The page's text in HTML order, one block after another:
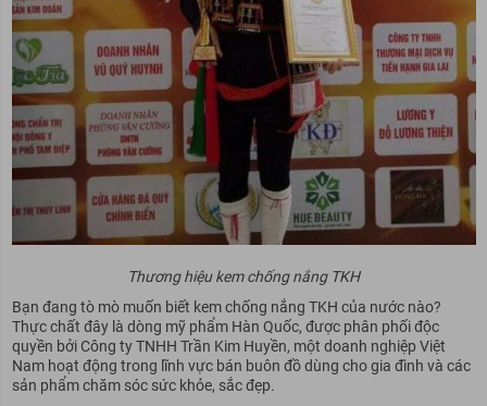
Thương hiệu kem chống nắng TKH
Bạn đang tò mò muốn biết kem chống nắng TKH của nước nào?
Thực chất đây là dòng mỹ phẩm Hàn Quốc, được phân phối độc
quyền bởi Công ty TNHH Trần Kim Huyền, một doanh nghiệp Việt
Nam hoạt động trong lĩnh vực bán buôn đồ dùng cho gia đình và các
sản phẩm chăm sóc sức khỏe, sắc đẹp.